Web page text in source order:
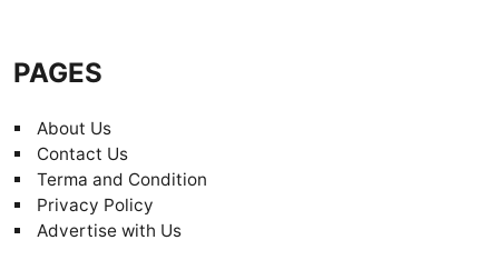
PAGES
About Us
Contact Us
Terma and Condition
Privacy Policy
Advertise with Us